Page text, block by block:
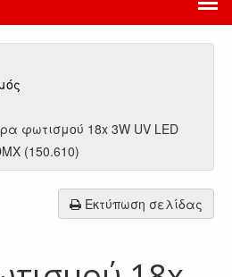
φωτισμού 18x 3W UV LED
(150.610)
Εκτύπωση σελίδας